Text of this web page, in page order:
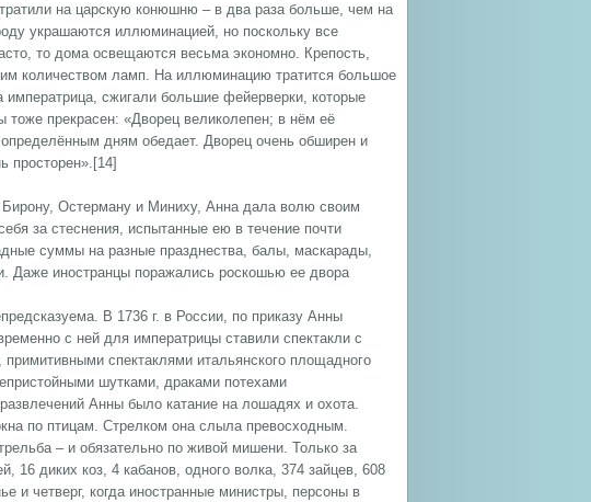
на царскую конюшню – в два раза больше, чем на
украшаются иллюминацией, но поскольку все
то дома освещаются весьма экономно. Крепость,
количеством ламп. На иллюминацию тратится большое
императрица, сжигали большие фейерверки, которые
прекрасен: «Дворец великолепен; в нём её
дням обедает. Дворец очень обширен и
просторен».[14]
Бирону, Остерману и Миниху, Анна дала волю своим
за стеснения, испытанные ею в течение почти
суммы на разные празднества, балы, маскарады,
Даже иностранцы поражались роскошью ее двора
В 1736 г. в России, по приказу Анны
с ней для императрицы ставили спектакли с
спектаклями итальянского площадного
шутками, драками потехами
Анны было катание на лошадях и охота.
по птицам. Стрелком она слыла превосходным.
– и обязательно по живой мишени. Только за
16 диких коз, 4 кабанов, одного волка, 374 зайцев, 608
и четверг, когда иностранные министры, персоны в